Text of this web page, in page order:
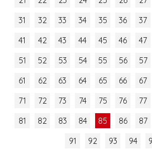
31
32 33 34 35 36 37
41
42 43 44 45 46 47
51
52 53 54 55 56 57
61
62 63 64 65 66 67
71
72 73 74 75 76 77
81
82 83 84 85 86 87
91
92 93 94